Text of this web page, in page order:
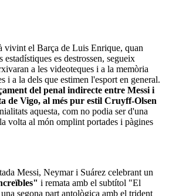
vivint el Barça de Luis Enrique, quan
estadístiques es destrossen, segueix
a les videoteques i a la memòria
i a la dels que estimen l'esport en general.
del penal indirecte entre Messi i
de Vigo, al més pur estil Cruyff-Olsen
aquesta, com no podia ser d'una
volta al món omplint portades i pàgines
Messi, Neymar i Suárez celebrant un
i remata amb el subtítol "El
segona part antològica amb el trident